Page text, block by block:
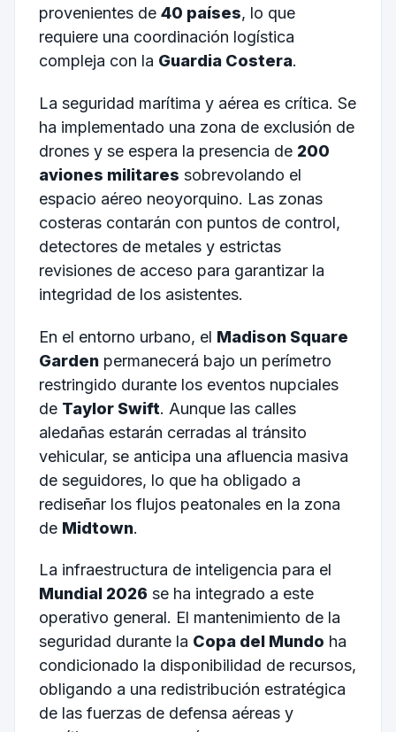
provenientes de 40 países, lo que
requiere una coordinación logística
compleja con la Guardia Costera.
La seguridad marítima y aérea es crítica. Se
ha implementado una zona de exclusión de
drones y se espera la presencia de 200
aviones militares sobrevolando el
espacio aéreo neoyorquino. Las zonas
costeras contarán con puntos de control,
detectores de metales y estrictas
revisiones de acceso para garantizar la
integridad de los asistentes.
En el entorno urbano, el Madison Square
Gardenpermanecerá bajo un perímetro
restringido durante los eventos nupciales
de Taylor Swift. Aunque las calles
aledañas estarán cerradas al tránsito
vehicular, se anticipa una afluencia masiva
de seguidores, lo que ha obligado a
rediseñar los flujos peatonales en la zona
de Midtown.
La infraestructura de inteligencia para el
Mundial 2026 se ha integrado a este
operativo general. El mantenimiento de la
seguridad durante la Copa del Mundo ha
condicionado la disponibilidad de recursos,
obligando a una redistribución estratégica
de las fuerzas de defensa aéreas y